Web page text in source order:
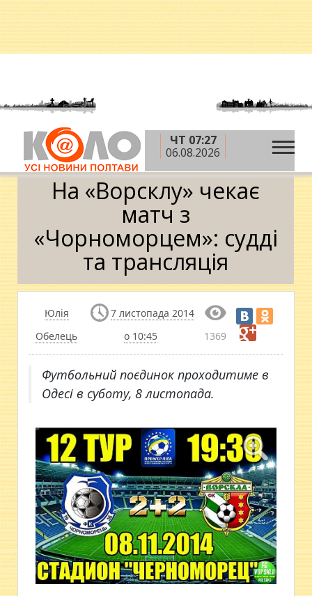
ЧТ 07:27
06.08.2026
Головна » Новини » Спорт »На «Ворсклу»
чекає матч з «Чорноморцем»: судді та трансляція
На «Ворсклу» чекає
матч з
«Чорноморцем»: судді
та трансляція
Юлія
Обелець
7 листопада 2014
о 10:45
1369
Футбольний поєдинок проходитиме в
Одесі в суботу, 8 листопада.